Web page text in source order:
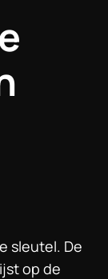
sleutel. De
op de